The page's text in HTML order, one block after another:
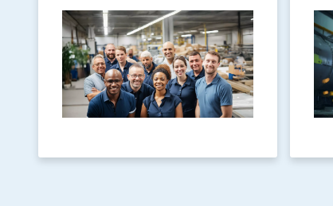
con soluciones fiables y
eficientes. Ideal para la
fabricación, talleres y
usuarios de bricolaje.